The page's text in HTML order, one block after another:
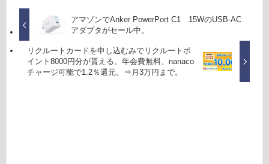
アマゾンでAnker PowerPort C1 15WのUSB-AC
アダプタがセール中。
リクルートカードを申し込むみでリクルートポ
イント8000円分が貰える。年会費無料、nanaco
チャージ可能で1.2％還元。⇒月3万円まで。